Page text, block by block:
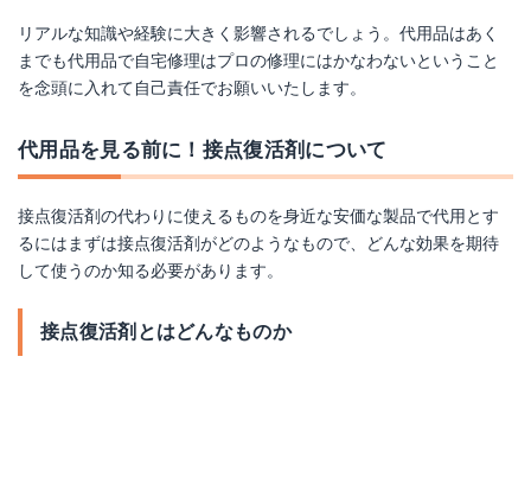
リアルな知識や経験に大きく影響されるでしょう。代用品はあく
までも代用品で自宅修理はプロの修理にはかなわないということ
を念頭に入れて自己責任でお願いいたします。
代用品を見る前に！接点復活剤について
接点復活剤の代わりに使えるものを身近な安価な製品で代用とす
るにはまずは接点復活剤がどのようなもので、どんな効果を期待
して使うのか知る必要があります。
接点復活剤とはどんなものか